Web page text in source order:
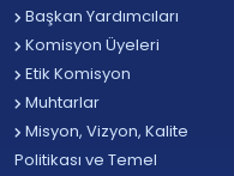
Başkan Yardımcıları
Komisyon Üyeleri
Etik Komisyon
Muhtarlar
Misyon, Vizyon, Kalite
Politikası ve Temel